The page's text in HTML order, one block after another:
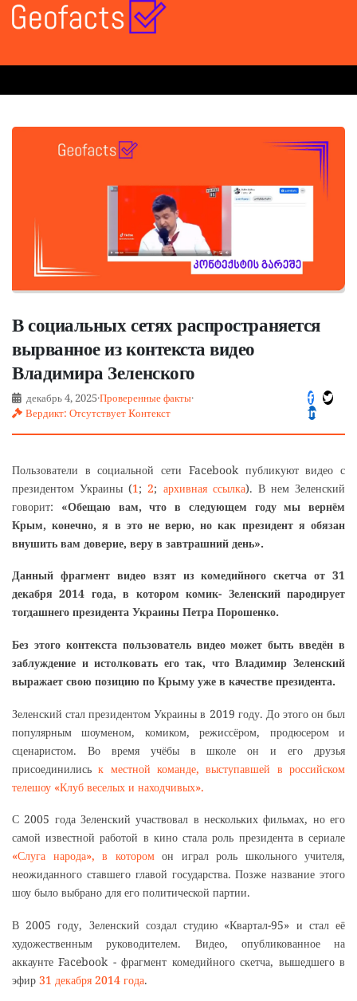
В социальных сетях распространяется
вырванное из контекста видео
Владимира Зеленского
декабрь 4, 2025·Проверенные факты·
Вердикт: Отсутствует Kонтекст
Пользователи в социальной сети Facebook публикуют видео с
президентом Украины (1;2; архивная ссылка). В нем Зеленский
говорит: «Обещаю вам, что в следующем году мы вернём
Крым, конечно, я в это не верю, но как президент я обязан
внушить вам доверие, веру в завтрашний день».
Данный фрагмент видео взят из комедийного скетча от 31
декабря 2014 года, в котором комик- Зеленский пародирует
тогдашнего президента Украины Петра Порошенко.
Без этого контекста пользователь видео может быть введён в
заблуждение и истолковать его так, что Владимир Зеленский
выражает свою позицию по Крыму уже в качестве президента.
Зеленский стал президентом Украины в 2019 году. До этого он был
популярным шоуменом, комиком, режиссёром, продюсером и
сценаристом. Во время учёбы в школе он и его друзья
присоединилиськ местной команде, выступавшей в российском
телешоу «Клуб веселых и находчивых».
С 2005 года Зеленский участвовал в нескольких фильмах, но его
самой известной работой в кино стала роль президента в сериале
«Слуга народа», в которомон играл роль школьного учителя,
неожиданного ставшего главой государства. Позже название этого
шоу было выбрано для его политической партии.
В 2005 году, Зеленский создал студию «Квартал-95» и стал её
художественным руководителем. Видео, опубликованное на
аккаунте Facebook - фрагмент комедийного скетча, вышедшего в
эфир 31 декабря 2014 года.